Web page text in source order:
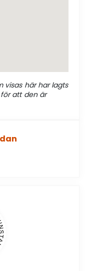
visas här har lagts
att den är